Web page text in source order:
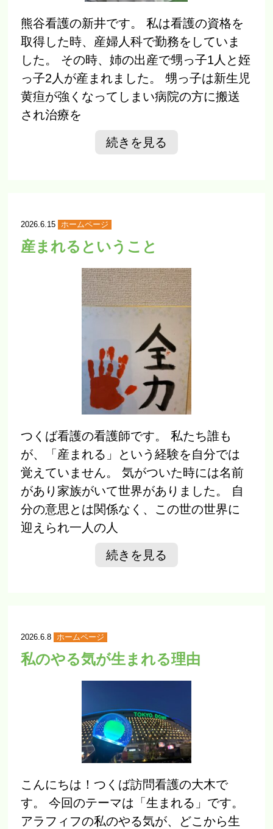
熊谷看護の新井です。 私は看護の資格を
取得した時、産婦人科で勤務をしていま
した。 その時、姉の出産で甥っ子1人と姪
っ子2人が産まれました。 甥っ子は新生児
黄疸が強くなってしまい病院の方に搬送
され治療を
続きを見る
2026.6.15 ホームページ
産まれるということ
つくば看護の看護師です。 私たち誰も
が、「産まれる」という経験を自分では
覚えていません。 気がついた時には名前
があり家族がいて世界がありました。 自
分の意思とは関係なく、この世の世界に
迎えられ一人の人
続きを見る
2026.6.8 ホームページ
私のやる気が生まれる理由
こんにちは！つくば訪問看護の大木で
す。 今回のテーマは「生まれる」です。
アラフィフの私のやる気が、どこから生